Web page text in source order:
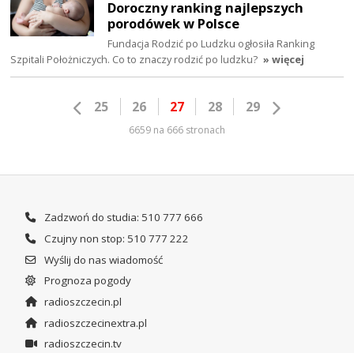
Doroczny ranking najlepszych
porodówek w Polsce
Fundacja Rodzić po Ludzku ogłosiła Ranking
Szpitali Położniczych. Co to znaczy rodzić po ludzku? » więcej
25 26 27 28 29
6659 na 666 stronach
Zadzwoń do studia: 510 777 666
Czujny non stop: 510 777 222
Wyślij do nas wiadomość
Prognoza pogody
radioszczecin.pl
radioszczecinextra.pl
radioszczecin.tv